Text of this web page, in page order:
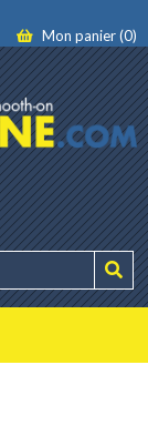
Mon panier (0)